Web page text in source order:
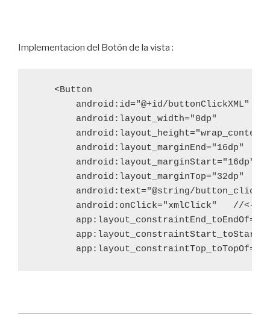
Implementacion del Botón de la vista :
    <Button
        android:id="@+id/buttonClickXML"
        android:layout_width="0dp"
        android:layout_marginEnd="16dp"
        android:layout_marginStart="16dp"
        android:layout_marginTop="32dp"
android:text="@string/
android:onClick="xmlClick"   //